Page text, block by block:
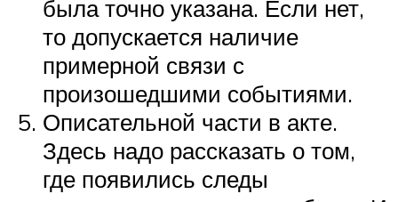
была точно указана. Если нет,
то допускается наличие
примерной связи с
произошедшими событиями.
Описательной части в акте.
Здесь надо рассказать о том,
где появились следы